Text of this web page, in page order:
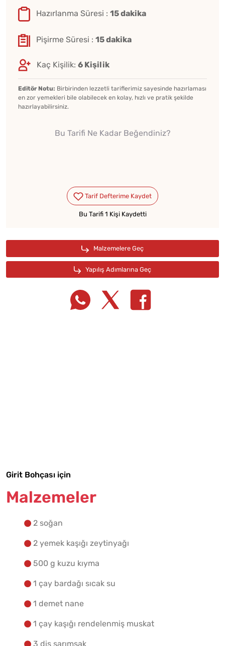
Hazırlanma Süresi : 15 dakika
Pişirme Süresi : 15 dakika
Kaç Kişilik: 6 Kişilik
Editör Notu: Birbirinden lezzetli tariflerimiz sayesinde hazırlaması
en zor yemekleri bile olabilecek en kolay, hızlı ve pratik şekilde
hazırlayabilirsiniz.
Bu Tarifi Ne Kadar Beğendiniz?
Bu Tarifi 1 Kişi Kaydetti
Girit Bohçası için
Malzemeler
2 soğan
2 yemek kaşığı zeytinyağı
500 g kuzu kıyma
1 çay bardağı sıcak su
1 demet nane
1 çay kaşığı rendelenmiş muskat
3 diş sarımsak